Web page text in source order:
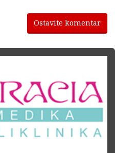
Ostavite komentar